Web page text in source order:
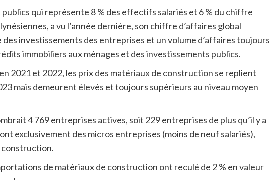
qui représente 8 % des effectifs salariés et 6 % du chiffre
a vu l’année dernière, son chiffre d’affaires global
investissements des entreprises et un volume d’affaires toujours
immobiliers aux ménages et des investissements publics.
2021 et 2022, les prix des matériaux de construction se replient
mais demeurent élevés et toujours supérieurs au niveau moyen
4 769 entreprises actives, soit 229 entreprises de plus qu’il y a
exclusivement des micros entreprises (moins de neuf salariés),
construction.
de matériaux de construction ont reculé de 2 % en valeur